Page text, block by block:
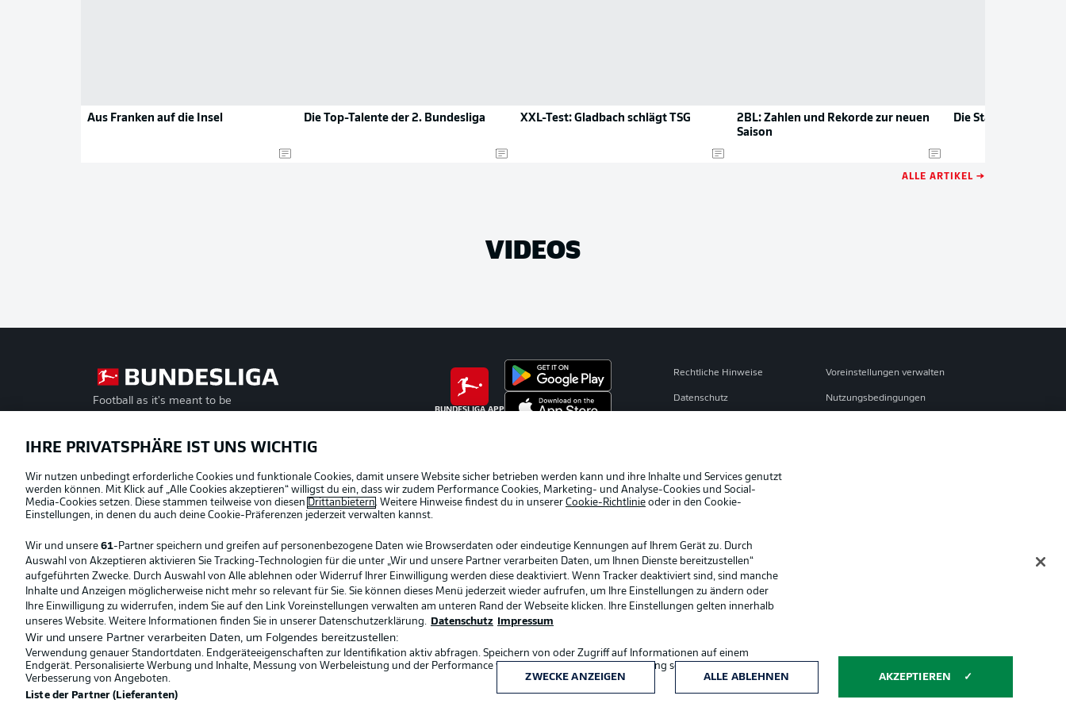
Aus Franken auf die Insel Die Top-Talente der 2. Bundesliga XXL-Test: Gladbach schlägt TSG
2BL: Zahlen und Rekorde zur neuen
Saison
Die Stars der 2.
ALLE ARTIKEL →
VIDEOS
Football as it's meant to be
BUNDESLIGA APP
Offizielle Partner
Rechtliche Hinweise Voreinstellungen verwalten
Datenschutz Nutzungsbedingungen
Spieler
AGB
© 2026 Bundesliga-Gruppe GmbH
Sprachauswahl
Deutsch
IHRE PRIVATSPHÄRE IST UNS WICHTIG
Wir nutzen unbedingt erforderliche Cookies und funktionale Cookies, damit unsere Website sicher betrieben werden kann und ihre Inhalte und Services genutzt
werden können. Mit Klick auf „Alle Cookies akzeptieren“ willigst du ein, dass wir zudem Performance Cookies, Marketing- und Analyse-Cookies und Social-
Media-Cookies setzen. Diese stammen teilweise von diesen Drittanbietern. Weitere Hinweise findest du in unserer Cookie-Richtlinie oder in den Cookie-
Einstellungen, in denen du auch deine Cookie-Präferenzen jederzeit verwalten kannst.
Wir und unsere 61-Partner speichern und greifen auf personenbezogene Daten wie Browserdaten oder eindeutige Kennungen auf Ihrem Gerät zu. Durch
Auswahl von Akzeptieren aktivieren Sie Tracking-Technologien für die unter „Wir und unsere Partner verarbeiten Daten, um Ihnen Dienste bereitzustellen“
aufgeführten Zwecke. Durch Auswahl von Alle ablehnen oder Widerruf Ihrer Einwilligung werden diese deaktiviert. Wenn Tracker deaktiviert sind, sind manche
Inhalte und Anzeigen möglicherweise nicht mehr so relevant für Sie. Sie können dieses Menü jederzeit wieder aufrufen, um Ihre Einstellungen zu ändern oder
Ihre Einwilligung zu widerrufen, indem Sie auf den Link Voreinstellungen verwalten am unteren Rand der Webseite klicken. Ihre Einstellungen gelten innerhalb
unseres Website. Weitere Informationen finden Sie in unserer Datenschutzerklärung.
Datenschutz Impressum
Wir und unsere Partner verarbeiten Daten, um Folgendes bereitzustellen:
Verwendung genauer Standortdaten. Endgeräteeigenschaften zur Identifikation aktiv abfragen. Speichern von oder Zugriff auf Informationen auf einem
Endgerät. Personalisierte Werbung und Inhalte, Messung von Werbeleistung und der Performance von Inhalten, Zielgruppenforschung sowie Entwicklung und
Verbesserung von Angeboten.
Liste der Partner (Lieferanten)
AKZEPTIEREN
ALLE ABLEHNEN
ZWECKE ANZEIGEN